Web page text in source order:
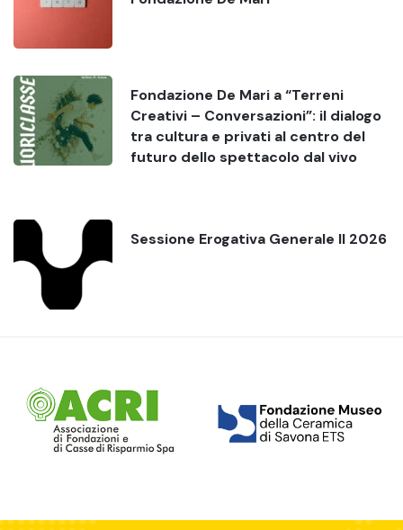
Fondazione De Mari a “Terreni
Creativi – Conversazioni”: il dialogo
tra cultura e privati al centro del
futuro dello spettacolo dal vivo
Sessione Erogativa Generale II 2026